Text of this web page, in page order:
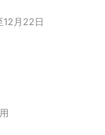
12月22日